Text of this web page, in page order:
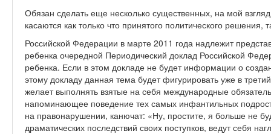
Обязан сделать еще несколько существенных, на мой
касаются как только что принятого политического решения,
Российской Федерации в марте 2011 года надлежит
ребенка очередной Периодический доклад Российской
ребенка. Если в этом докладе не будет информации о
этому докладу данная тема будет фигурировать уже в
желает выполнять взятые на себя международные
напоминающее поведение тех самых инфантильных
на правонарушении, канючат: «Ну, простите, я больше не
драматических последствий своих поступков, ведут себя